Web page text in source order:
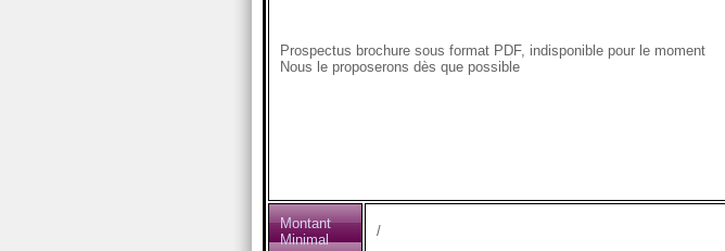
Prospectus brochure sous format PDF, indisponible pour le moment
Nous le proposerons dès que possible
Montant
Minimal
/